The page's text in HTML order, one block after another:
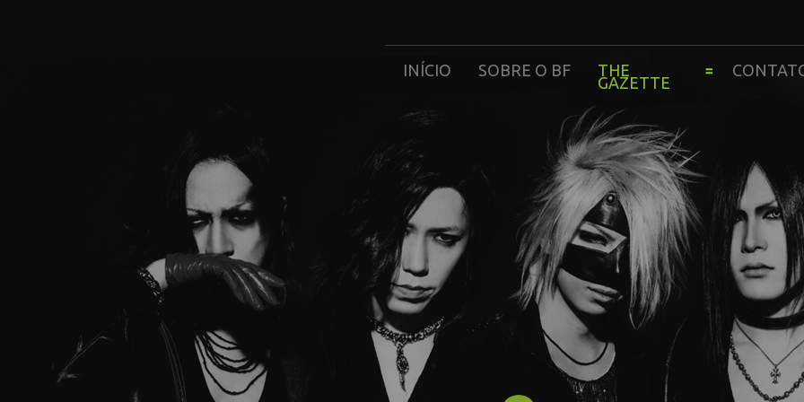
INÍCIO SOBRE O BF THE
GAZETTE